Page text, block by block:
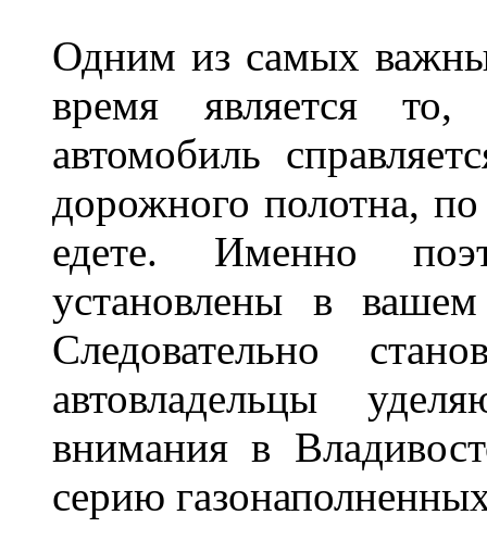
Одним из самых
время является то,
автомобиль
дорожного полотна,
едете. Именно
установлены в
Следовательно
автовладельцы
внимания в
серию